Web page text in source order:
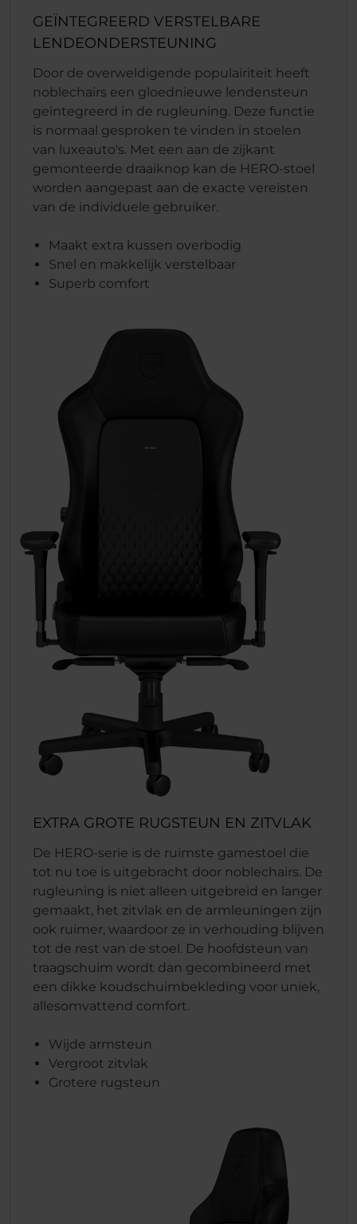
GEÏNTEGREERD VERSTELBARE
LENDEONDERSTEUNING
Door de overweldigende populairiteit heeft
noblechairs een gloednieuwe lendensteun
geïntegreerd in de rugleuning. Deze functie
is normaal gesproken te vinden in stoelen
van luxeauto's. Met een aan de zijkant
gemonteerde draaiknop kan de HERO-stoel
worden aangepast aan de exacte vereisten
van de individuele gebruiker.
Maakt extra kussen overbodig
Snel en makkelijk verstelbaar
Superb comfort
EXTRA GROTE RUGSTEUN EN ZITVLAK
De HERO-serie is de ruimste gamestoel die
tot nu toe is uitgebracht door noblechairs. De
rugleuning is niet alleen uitgebreid en langer
gemaakt, het zitvlak en de armleuningen zijn
ook ruimer, waardoor ze in verhouding blijven
tot de rest van de stoel. De hoofdsteun van
traagschuim wordt dan gecombineerd met
een dikke koudschuimbekleding voor uniek,
allesomvattend comfort.
Wijde armsteun
Vergroot zitvlak
Grotere rugsteun